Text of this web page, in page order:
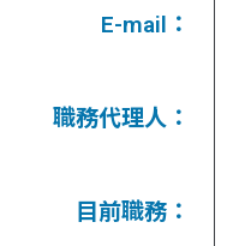
E-mail：
職務代理人：
目前職務：